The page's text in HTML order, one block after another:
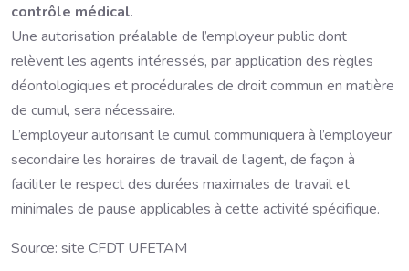
contrôle médical.
Une autorisation préalable de l’employeur public dont
relèvent les agents intéressés, par application des règles
déontologiques et procédurales de droit commun en matière
de cumul, sera nécessaire.
L’employeur autorisant le cumul communiquera à l’employeur
secondaire les horaires de travail de l’agent, de façon à
faciliter le respect des durées maximales de travail et
minimales de pause applicables à cette activité spécifique.
Source: site CFDT UFETAM